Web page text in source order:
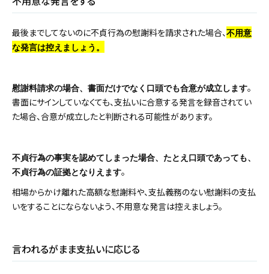
最後までしてないのに不貞行為の慰謝料を請求された場合、不用意
な発言は控えましょう。
慰謝料請求の場合、書面だけでなく口頭でも合意が成立します。
書面にサインしていなくても、支払いに合意する発言を録音されてい
た場合、合意が成立したと判断される可能性があります。
不貞行為の事実を認めてしまった場合、たとえ口頭であっても、
不貞行為の証拠となりえます。
相場からかけ離れた高額な慰謝料や、支払義務のない慰謝料の支払
いをすることにならないよう、不用意な発言は控えましょう。
言われるがまま支払いに応じる